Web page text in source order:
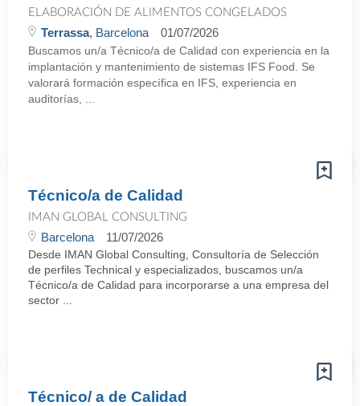
ELABORACIÓN DE ALIMENTOS CONGELADOS
Terrassa, Barcelona 01/07/2026
Buscamos un/a Técnico/a de Calidad con experiencia en la
implantación y mantenimiento de sistemas IFS Food. Se
valorará formación específica en IFS, experiencia en
auditorías, ...
Técnico/a de Calidad
IMAN GLOBAL CONSULTING
Barcelona 11/07/2026
Desde IMAN Global Consulting, Consultoría de Selección
de perfiles Technical y especializados, buscamos un/a
Técnico/a de Calidad para incorporarse a una empresa del
sector ...
Técnico/ a de Calidad